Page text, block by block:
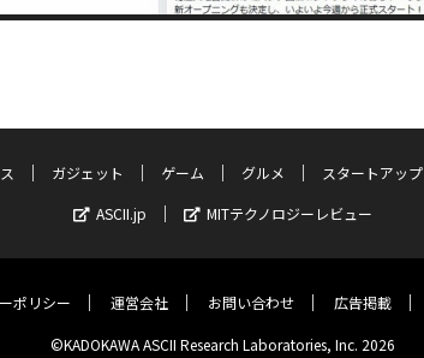
ガジェット ゲーム グルメ スタートアップ
ASCII.jp
MITテクノロジーレビュー
ポリシー 運営会社 お問い合わせ 広告掲載
©KADOKAWA ASCII Research Laboratories, Inc. 2026